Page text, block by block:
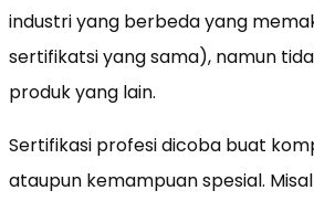
industri yang berbeda yang
sertifikatsi yang sama), namun
produk yang lain.
Sertifikasi profesi dicoba buat
ataupun kemampuan spesial.